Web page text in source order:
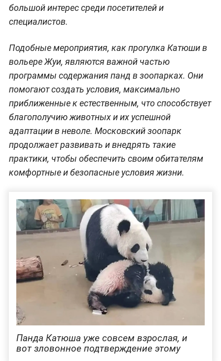
большой интерес среди посетителей и
специалистов.
Подобные мероприятия, как прогулка Катюши в
вольере Жуи, являются важной частью
программы содержания панд в зоопарках. Они
помогают создать условия, максимально
приближенные к естественным, что способствует
благополучию животных и их успешной
адаптации в неволе. Московский зоопарк
продолжает развивать и внедрять такие
практики, чтобы обеспечить своим обитателям
комфортные и безопасные условия жизни.
Панда Катюша уже совсем взрослая, и
вот зловонное подтверждение этому